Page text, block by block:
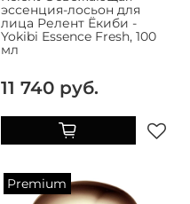
эссенция-лосьон для
лица Релент Ёкиби -
Yokibi Essence Fresh, 100
мл
11 740 руб.
Premium